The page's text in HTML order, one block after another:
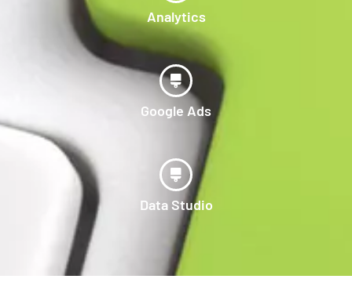
Analytics
Google Ads
Data Studio